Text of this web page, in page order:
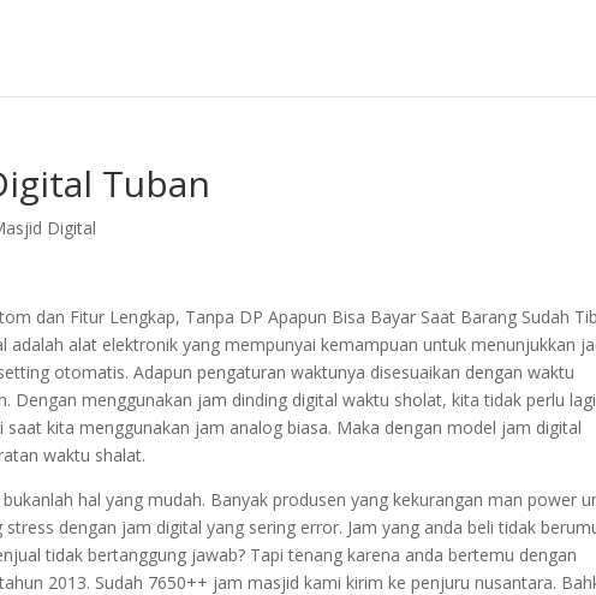
Tuban
Digital
dan Fitur Lengkap, Tanpa DP Apapun Bisa Bayar Saat Barang Sudah
adalah alat elektronik yang mempunyai kemampuan untuk menunjukkan
otomatis. Adapun pengaturan waktunya disesuaikan dengan waktu
Dengan menggunakan jam dinding digital waktu sholat, kita tidak perlu lagi
kita menggunakan jam analog biasa. Maka dengan model jam digital
waktu shalat.
hal yang mudah. Banyak produsen yang kekurangan man power
dengan jam digital yang sering error. Jam yang anda beli tidak
tidak bertanggung jawab? Tapi tenang karena anda bertemu dengan
2013. Sudah 7650++ jam masjid kami kirim ke penjuru nusantara.